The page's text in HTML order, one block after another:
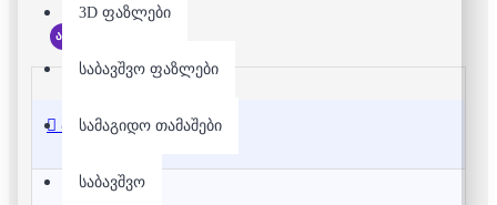
3D ფაზლები
საბავშვო ფაზლები
სამაგიდო თამაშები
საბავშვო
არ არის მარაგში
აღწერა